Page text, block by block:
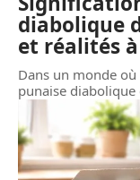
diabolique
et réalités
Dans un monde
punaise